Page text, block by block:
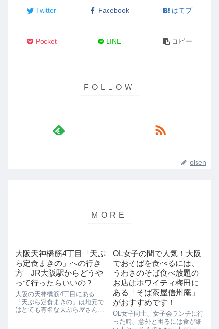
Twitter Facebook はてブ
Pocket LINE コピー
olsen
大阪天神橋筋4丁目「天ぷ
ら定食まきの」への行き
方 JR大阪駅からどうや
って行ったらいいの？
大阪の天神橋筋4丁目にある
「天ぷら定食まきの」は地元で
はとても有名な天ぷら屋さんで
OL女子の間で人気！大阪
でおそばを食べるには、
うわさのそば食べ放題の
お店はホワイティ梅田に
ある「そば茶屋信州庵」
がおすすめです！
OL女子同士、女子会ランチに行
った時、意外と困るには食が細